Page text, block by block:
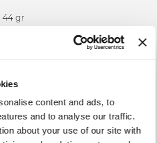
content and ads, to
and to analyse our traffic.
about your use of our site with
44 gr
Stainless steel W NITRO-B light
color; Hardness after heat
treatment: Hrc 59
Recomendamos encarecidamente